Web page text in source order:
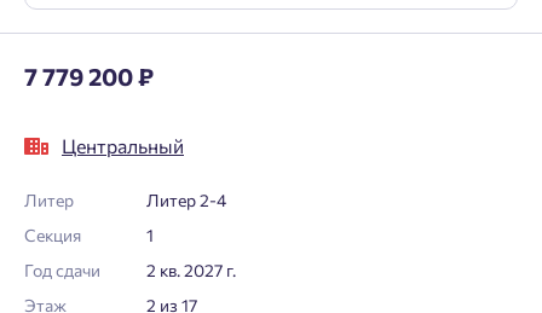
7 779 200 ₽
Центральный
Литер
Литер 2-4
Секция
1
Год сдачи
2 кв. 2027 г.
Этаж
2 из 17